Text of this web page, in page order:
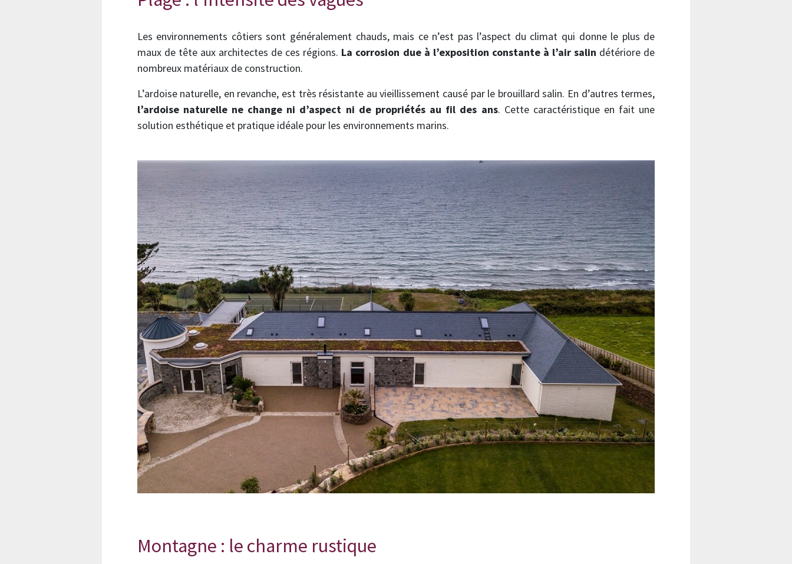
Les environnements côtiers sont généralement chauds, mais ce n’est pas l’aspect du climat qui donne le plus de
maux de tête aux architectes de ces régions. La corrosion due à l’exposition constante à l’air salin détériore de
nombreux matériaux de construction.
L’ardoise naturelle, en revanche, est très résistante au vieillissement causé par le brouillard salin. En d’autres termes,
l’ardoise naturelle ne change ni d’aspect ni de propriétés au fil des ans. Cette caractéristique en fait une
solution esthétique et pratique idéale pour les environnements marins.
Montagne : le charme rustique